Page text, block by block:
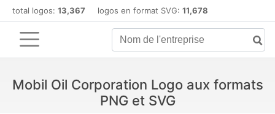
total logos: 13,367 logos en format SVG: 11,678
Mobil Oil Corporation Logo aux formats
PNG et SVG